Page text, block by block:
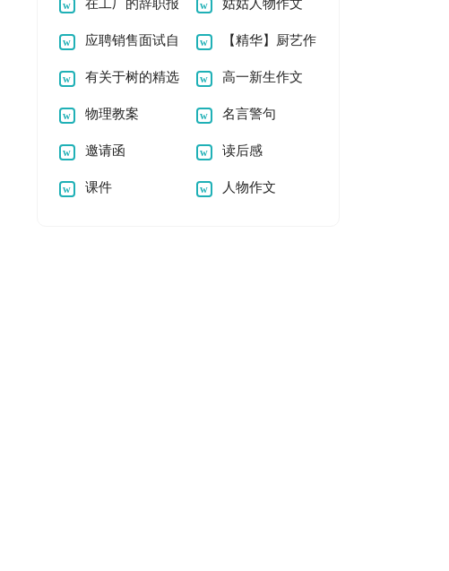
【精】 篇
在工厂的辞职报
告(15篇)
姑姑人物作文
应聘销售面试自
我介绍
【精华】厨艺作
文300字4篇
有关于树的精选
作文
高一新生作文
物理教案 名言警句
邀请函 读后感
课件 人物作文